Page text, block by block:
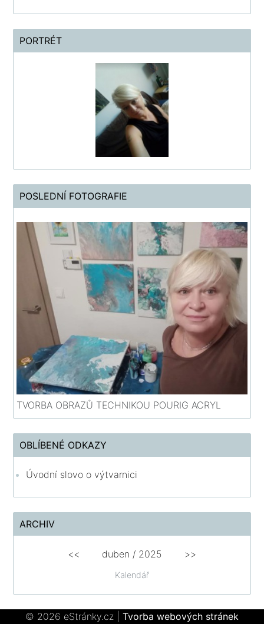
PORTRÉT
POSLEDNÍ FOTOGRAFIE
TVORBA OBRAZŮ TECHNIKOU POURIG ACRYL
OBLÍBENÉ ODKAZY
Úvodní slovo o výtvarnici
ARCHIV
Kalendář
<< duben / 2025 >>
© 2026 eStránky.cz Tvorba webových stránek